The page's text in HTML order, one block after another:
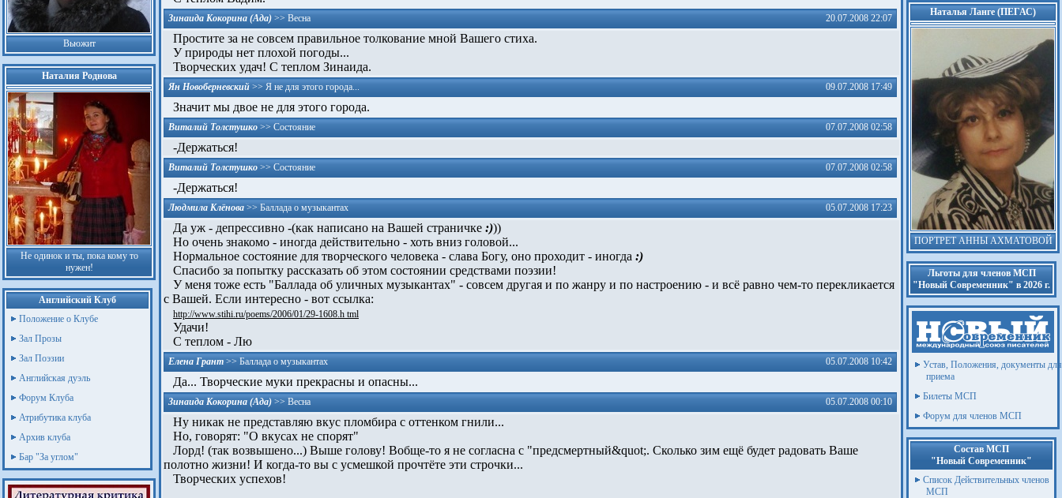
Вьюжит
Наталия Роднова
Не одинок и ты, пока кому то
нужен!
Английский Клуб
Положение о Клубе
Зал Прозы
Зал Поэзии
Английская дуэль
Форум Клуба
Атрибутика клуба
Архив клуба
Бар "За углом"
Зинаида Кокорина (Ада) >> Весна 20.07.2008 22:07
Простите за не совсем правильное толкование мной Вашего стиха.
У природы нет плохой погоды...
Творческих удач! С теплом Зинаида.
Ян Новоберневский >> Я не для этого города... 09.07.2008 17:49
Значит мы двое не для этого города.
Виталий Толстушко >> Состояние 07.07.2008 02:58
-Держаться!
Виталий Толстушко >> Состояние 07.07.2008 02:58
-Держаться!
Людмила Клёнова >> Баллада о музыкантах 05.07.2008 17:23
Да уж - депрессивно -(как написано на Вашей страничке :)))
Но очень знакомо - иногда действительно - хоть вниз головой...
Нормальное состояние для творческого человека - слава Богу, оно проходит - иногда :)
Спасибо за попытку рассказать об этом состоянии средствами поэзии!
У меня тоже есть "Баллада об уличных музыкантах" - совсем другая и по жанру и по настроению - и всё равно чем-то перекликается
с Вашей. Если интересно - вот ссылка:
http://www.stihi.ru/poems/2006/01/29-1608.h tml
Удачи!
С теплом - Лю
Елена Грант >> Баллада о музыкантах 05.07.2008 10:42
Да... Творческие муки прекрасны и опасны...
Зинаида Кокорина (Ада) >> Весна 05.07.2008 00:10
Ну никак не представляю вкус пломбира с оттенком гнили...
Но, говорят: "О вкусах не спорят"
Лорд! (так возвышено...) Выше голову! Вобще-то я не согласна с "предсмертный&q­uot;.­ Сколько зим ещё будет радовать Ваше
полотно жизни! И когда-то вы с усмешкой прочтёте эти строчки...
Творческих успехов!
Наталья Ланге (ПЕГАС)
ПОРТРЕТ АННЫ АХМАТОВОЙ
Льготы для членов МСП
"Новый Современник" в 2026 г.
Устав, Положения, документы для
приема
Билеты МСП
Форум для членов МСП
Состав МСП
"Новый Современник"
Список Действительных членов
МСП